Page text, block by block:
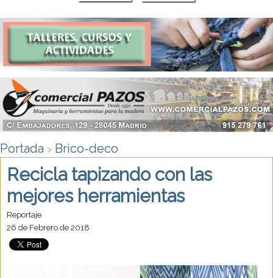
Portada > Brico-deco
Recicla tapizando con las
mejores herramientas
Reportaje
26 de Febrero de 2018